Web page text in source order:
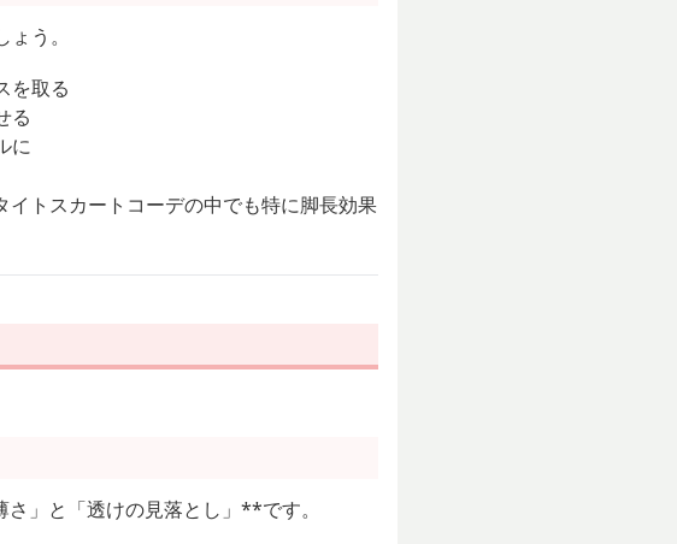
う。
を取る
る
に
イトスカートコーデの中でも特に脚長効果
」と「透けの見落とし」**です。